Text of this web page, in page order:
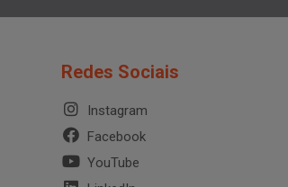
Redes Sociais
Instagram
Facebook
YouTube